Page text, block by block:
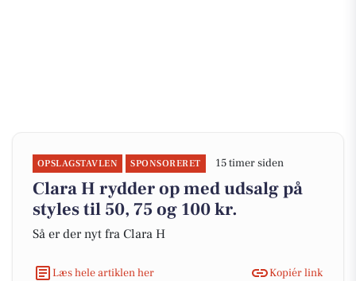
OPSLAGSTAVLEN SPONSORERET 15 timer siden
Clara H rydder op med udsalg på
styles til 50, 75 og 100 kr.
Så er der nyt fra Clara H
Læs hele artiklen her Kopiér link